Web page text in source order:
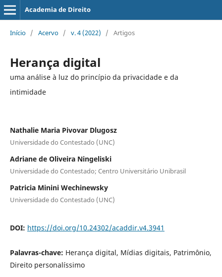
Academia de Direito
Início / Acervo / v. 4 (2022) / Artigos
Herança digital
uma análise à luz do princípio da privacidade e da
intimidade
Nathalie Maria Pivovar Dlugosz
Universidade do Contestado (UNC)
Adriane de Oliveira Ningeliski
Universidade do Contestado; Centro Universitário Unibrasil
Patricia Minini Wechinewsky
Universidade do Contestado (UNC)
DOI: https://doi.org/10.24302/acaddir.v4.3941
Palavras-chave: Herança digital, Mídias digitais, Patrimônio,
Direito personalíssimo